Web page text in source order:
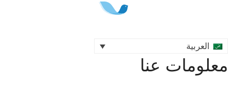
العربية
معلومات عنا